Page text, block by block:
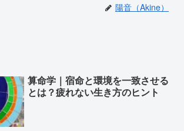
陽音（Akine）
算命学｜宿命と環境を一致させる
とは？疲れない生き方のヒント